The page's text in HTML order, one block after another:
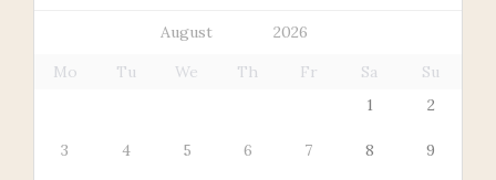
Mo Tu We Th Fr Sa
Su
1
2
3 4 5 6 7 8 9